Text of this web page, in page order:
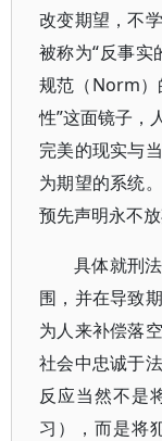
改变期望，不
被称为“反事实
规范（Norm）
性”这面镜子，
完美的现实与
为期望的系统
预先声明永不放
具体就刑
围，并在导致
为人来补偿落
社会中忠诚于
反应当然不是
习），而是将